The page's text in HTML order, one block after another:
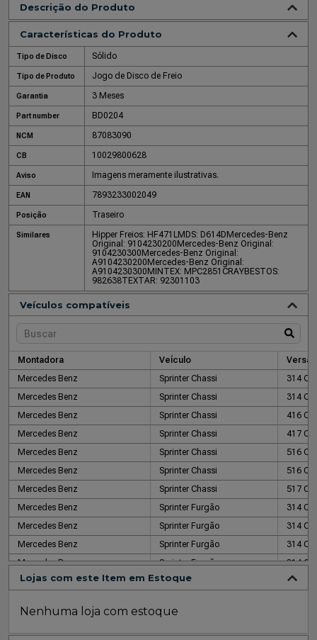
Descrição do Produto
Características do Produto
Tipo de Disco Sólido
Tipo de Produto Jogo de Disco de Freio
Garantia 3 Meses
Part number BD0204
NCM 87083090
CB 10029800628
Aviso Imagens meramente ilustrativas.
EAN 7893233002049
Posição Traseiro
Similares Hipper Freios: HF471LMDS: D614D Mercedes-Benz
Original: 9104230200 Mercedes-Benz Original:
9104230300 Mercedes-Benz Original:
A9104230200 Mercedes-Benz Original:
A9104230300 MINTEX: MPC2851CRAYBESTOS:
982638TEXTAR: 92301103
Veículos compatíveis
Montadora Veículo
Versão
Mercedes Benz
Sprinter Chassi
314
Mercedes Benz
Sprinter Chassi
314
Mercedes Benz
Sprinter Chassi
416
Mercedes Benz
Sprinter Chassi
417 CDI
Mercedes Benz
Sprinter Chassi
516 CDI
Mercedes Benz
Sprinter Chassi
516
Mercedes Benz
Sprinter Chassi
517 CDI
Mercedes Benz
Sprinter Furgão
314
Mercedes Benz
Sprinter Furgão
314
Mercedes Benz
Sprinter Furgão
314
Mercedes Benz
Sprinter Furgão
314
Mercedes Benz
Sprinter Furgão
416
Mercedes Benz
Sprinter Furgão
Mercedes Benz
Sprinter Furgão
416
Lojas com este Item em Estoque
Nenhuma loja com estoque